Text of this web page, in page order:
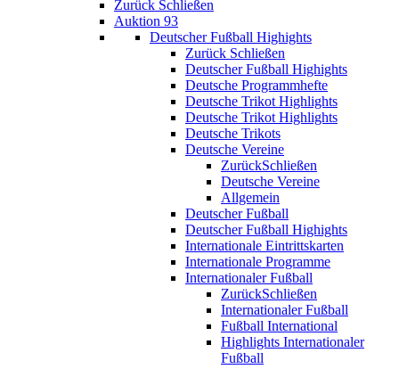
Zurück Schließen
Auktion 93
Deutscher Fußball Highights
Zurück Schließen
Deutscher Fußball Highights
Deutsche Programmhefte
Deutsche Trikot Highlights
Deutsche Trikot Highlights
Deutsche Trikots
Deutsche Vereine
ZurückSchließen
Deutsche Vereine
Allgemein
Deutscher Fußball
Deutscher Fußball Highights
Internationale Eintrittskarten
Internationale Programme
Internationaler Fußball
ZurückSchließen
Internationaler Fußball
Fußball International
Highlights Internationaler
Fußball